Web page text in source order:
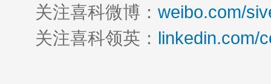
关注喜科微博： weibo.com/
关注喜科领英： linkedin.com/